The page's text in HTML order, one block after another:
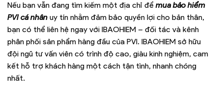
Nếu bạn vẫn đang tìm kiếm một địa chỉ để mua bảo hiểm
PVI cá nhân uy tín nhằm đảm bảo quyền lợi cho bản thân,
bạn có thể liên hệ ngay với IBAOHIEM – đối tác và kênh
phân phối sản phẩm hàng đầu của PVI. IBAOHIEM sở hữu
đội ngũ tư vấn viên có trình độ cao, giàu kinh nghiệm, cam
kết hỗ trợ khách hàng một cách tận tình, nhanh chóng
nhất.